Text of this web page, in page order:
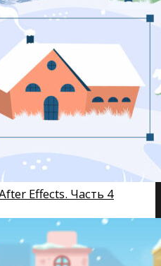
Effects. Часть 4